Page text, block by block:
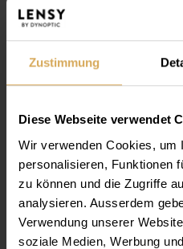
Zustimmung
Diese Webseite verwendet
Wir verwenden Cookies, um
personalisieren, Funktionen
zu können und die Zugriffe
analysieren. Ausserdem
Verwendung unserer
soziale Medien, Werbung
Dès